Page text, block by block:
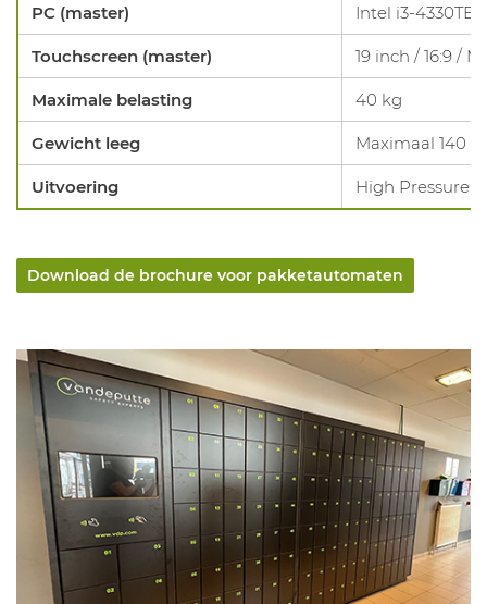
PC (master) Intel i3-4330TE /
Touchscreen (master) 19 inch / 16:9 /
Maximale belasting 40 kg
Gewicht leeg Maximaal 140
Uitvoering High Pressure
Download de brochure voor pakketautomaten